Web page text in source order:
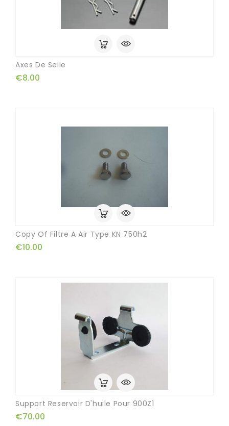
Axes De Selle
€8.00
Copy Of Filtre A Air Type KN 750h2
€10.00
Support Reservoir D'huile Pour 900Z1
€70.00